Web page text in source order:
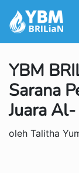
YBM
Sarana
Juara
oleh Talitha